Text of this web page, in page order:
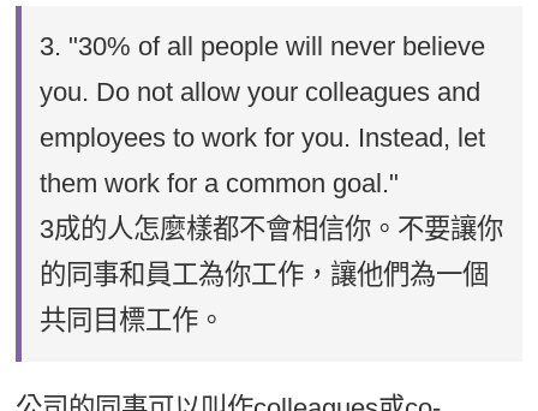
3. "30% of all people will never believe
you. Do not allow your colleagues and
employees to work for you. Instead, let
them work for a common goal."
3成的人怎麼樣都不會相信你。不要讓你
的同事和員工為你工作，讓他們為一個
共同目標工作。